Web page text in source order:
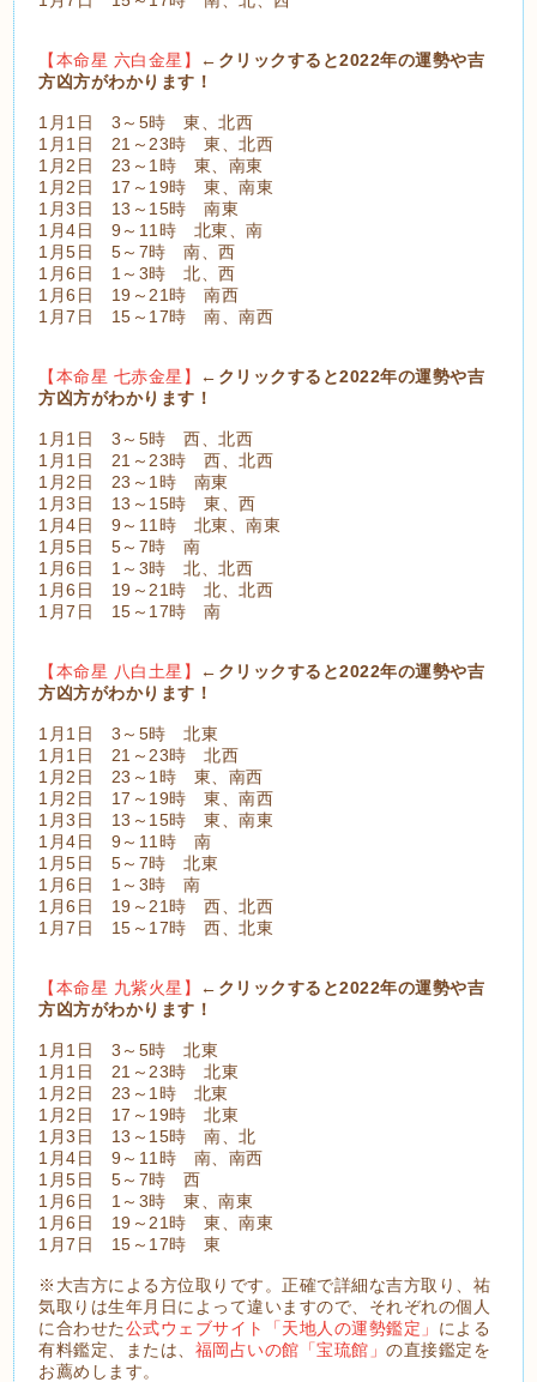
【本命星 六白金星】
←クリックすると2022年の運勢や吉
方凶方がわかります！
1月1日 3～5時 東、北西
1月1日 21～23時 東、北西
1月2日 23～1時 東、南東
1月2日 17～19時 東、南東
1月3日 13～15時 南東
1月4日 9～11時 北東、南
1月5日 5～7時 南、西
1月6日 1～3時 北、西
1月6日 19～21時 南西
1月7日 15～17時 南、南西
【本命星 七赤金星】
←クリックすると2022年の運勢や吉
方凶方がわかります！
1月1日 3～5時 西、北西
1月1日 21～23時 西、北西
1月2日 23～1時 南東
1月3日 13～15時 東、西
1月4日 9～11時 北東、南東
1月5日 5～7時 南
1月6日 1～3時 北、北西
1月6日 19～21時 北、北西
1月7日 15～17時 南
【本命星 八白土星】
←クリックすると2022年の運勢や吉
方凶方がわかります！
1月1日 3～5時 北東
1月1日 21～23時 北西
1月2日 23～1時 東、南西
1月2日 17～19時 東、南西
1月3日 13～15時 東、南東
1月4日 9～11時 南
1月5日 5～7時 北東
1月6日 1～3時 南
1月6日 19～21時 西、北西
1月7日 15～17時 西、北東
【本命星 九紫火星】
←クリックすると2022年の運勢や吉
方凶方がわかります！
1月1日 3～5時 北東
1月1日 21～23時 北東
1月2日 23～1時 北東
1月2日 17～19時 北東
1月3日 13～15時 南、北
1月4日 9～11時 南、南西
1月5日 5～7時 西
1月6日 1～3時 東、南東
1月6日 19～21時 東、南東
1月7日 15～17時 東
※大吉方による方位取りです。正確で詳細な吉方取り、祐
気取りは生年月日によって違いますので、それぞれの個人
に合わせた公式ウェブサイト「天地人の運勢鑑定」 による
有料鑑定、または、 福岡占いの館「宝琉館」の直接鑑定を
お薦めします。